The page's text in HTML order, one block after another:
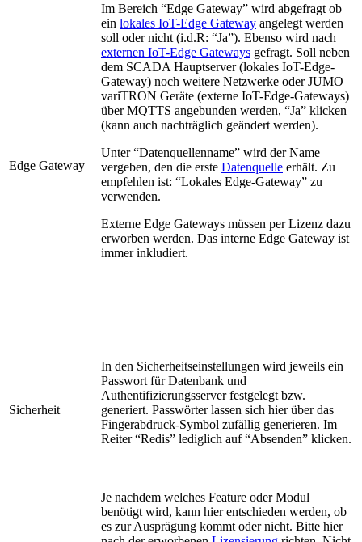
Edge Gateway
Im Bereich “Edge Gateway” wird abgefragt ob
ein lokales IoT-Edge Gateway angelegt werden
soll oder nicht (i.d.R: “Ja”). Ebenso wird nach
externen IoT-Edge Gateways gefragt. Soll neben
dem SCADA Hauptserver (lokales IoT-Edge-
Gateway) noch weitere Netzwerke oder JUMO
variTRON Geräte (externe IoT-Edge-Gateways)
über MQTTS angebunden werden, “Ja” klicken
(kann auch nachträglich geändert werden).
Unter “Datenquellenname” wird der Name
vergeben, den die erste Datenquelle erhält. Zu
empfehlen ist: “Lokales Edge-Gateway” zu
verwenden.
Externe Edge Gateways müssen per Lizenz dazu
erworben werden. Das interne Edge Gateway ist
immer inkludiert.
Sicherheit
In den Sicherheitseinstellungen wird jeweils ein
Passwort für Datenbank und
Authentifizierungsserver festgelegt bzw.
generiert. Passwörter lassen sich hier über das
Fingerabdruck-Symbol zufällig generieren. Im
Reiter “Redis” lediglich auf “Absenden” klicken.
Je nachdem welches Feature oder Modul
benötigt wird, kann hier entschieden werden, ob
es zur Ausprägung kommt oder nicht. Bitte hier